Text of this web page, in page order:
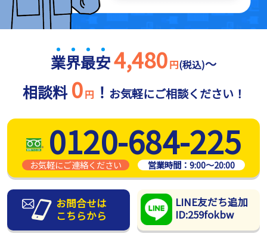
業界最安4,480円(税込)～
相談料 0 円 ！ お気軽にご相談ください！
0120-684-225
お気軽にご連絡ください 営業時間： 9:00～20:00
お問合せは
こちらから
LINE友だち追加
ID:259fokbw